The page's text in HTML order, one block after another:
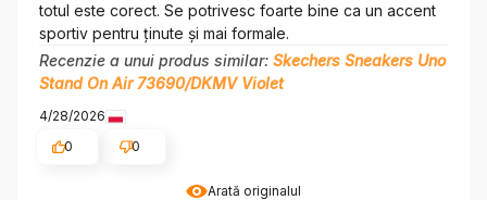
Arată originalul
totul este corect. Se potrivesc foarte bine ca un accent
sportiv pentru ținute și mai formale.
Recenzie a unui produs similar: Skechers Sneakers Uno
Stand On Air 73690/DKMV Violet
4/28/2026
0
0